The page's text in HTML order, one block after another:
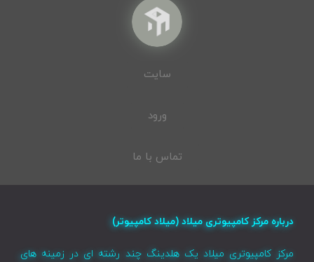
سایت
ورود
تماس با ما
درباره مرکز کامپیوتری میلاد (میلاد کامپیوتر)
مرکز کامپیوتری میلاد یک هلدینگ چند رشته ای در زمینه های